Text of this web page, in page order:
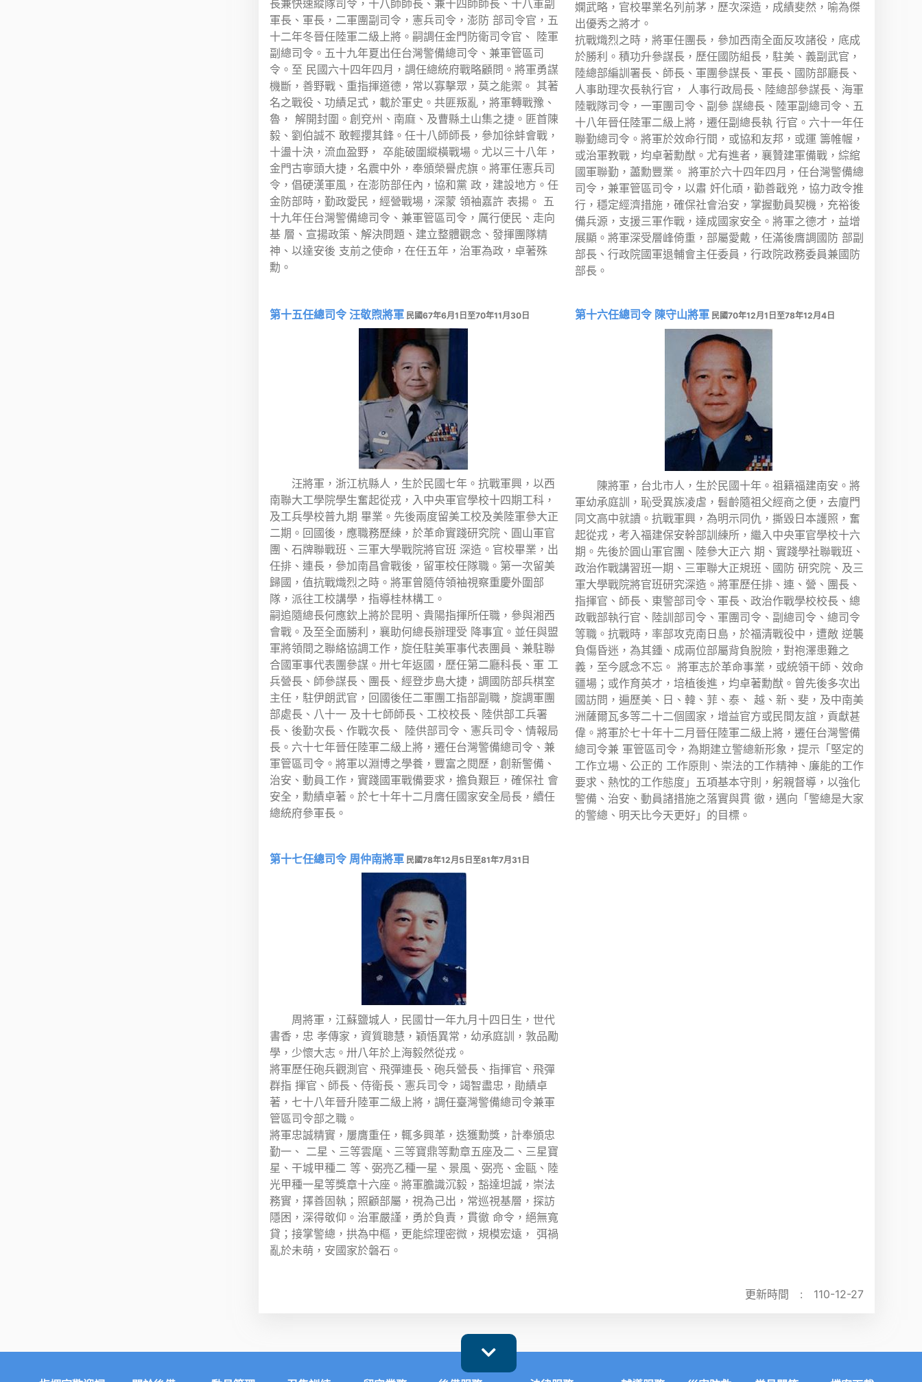
長兼快速縱隊司令，十八師師長、兼十四師師長、十八軍副
軍長、軍長，二軍團副司令，憲兵司令，澎防 部司令官，五
十二年冬晉任陸軍二級上將。嗣調任金門防衛司令官、 陸軍
副總司令。五十九年夏出任台灣警備總司令、兼軍管區司
令。至 民國六十四年四月，調任總統府戰略顧問。將軍勇謀
機斷，善野戰、重指揮道德，常以寡擊眾，莫之能禦。 其著
名之戰役、功績足式，載於軍史。共匪叛亂，將軍轉戰豫、
魯， 解開封圍。創兗州、南麻、及曹縣土山集之捷。匪首陳
毅、劉伯誠不 敢輕攖其鋒。任十八師師長，參加徐蚌會戰，
十盪十決，流血盈野， 卒能破圍縱橫戰場。尤以三十八年，
金門古寧頭大捷，名震中外，奉頒榮譽虎旗。將軍任憲兵司
令，倡硬漢軍風，在澎防部任內，協和黨 政，建設地方。任
金防部時，勤政愛民，經營戰場，深蒙 領袖嘉許 表揚。 五
十九年任台灣警備總司令、兼軍管區司令，厲行便民、走向
基 層、宣揚政策、解決問題、建立整體觀念、發揮團隊精
神、以達安後 支前之使命，在任五年，治軍為政，卓著殊
勳。
嫻武略，官校畢業名列前茅，歷次深造，成績斐然，喻為傑
出優秀之將才。
抗戰熾烈之時，將軍任團長，參加西南全面反攻諸役，底成
於勝利。積功升參謀長，歷任國防組長，駐美、義副武官，
陸總部編訓署長、師長、軍團參謀長、軍長、國防部廳長、
人事助理次長執行官， 人事行政局長、陸總部參謀長、海軍
陸戰隊司令，一軍團司令、副參 謀總長、陸軍副總司令、五
十八年晉任陸軍二級上將，遷任副總長執 行官。六十一年任
聯勤總司令。將軍於效命行間，或協和友邦，或運 籌帷幄，
或治軍教戰，均卓著勳猷。尤有進者，襄贊建軍備戰，綜綰
國軍聯勤，藎勳豐業。 將軍於六十四年四月，任台灣警備總
司令，兼軍管區司令，以肅 奸化頑，勸善戢兇，協力政令推
行，穩定經濟措施，確保社會治安，掌握動員契機，充裕後
備兵源，支援三軍作戰，達成國家安全。將軍之德才，益增
展顯。將軍深受層峰倚重，部屬愛戴，任滿後膺調國防 部副
部長、行政院國軍退輔會主任委員，行政院政務委員兼國防
部長。
第十五任總司令 汪敬煦將軍民國67年6月1日至70年11月30日
汪將軍，浙江杭縣人，生於民國七年。抗戰軍興，以西
南聯大工學院學生奮起從戎，入中央軍官學校十四期工科，
及工兵學校普九期 畢業。先後兩度留美工校及美陸軍參大正
二期。回國後，應職務歷練，於革命實踐研究院、圓山軍官
團、石牌聯戰班、三軍大學戰院將官班 深造。官校畢業，出
任排、連長，參加南昌會戰後，留軍校任隊職。第一次留美
歸國，值抗戰熾烈之時。將軍曾隨侍領袖視察重慶外圍部
隊，派往工校講學，指導桂林構工。
嗣追隨總長何應欽上將於昆明、貴陽指揮所任職，參與湘西
會戰。及至全面勝利，襄助何總長辦理受 降事宜。並任與盟
軍將領間之聯絡協調工作，旋任駐美軍事代表團員、兼駐聯
合國軍事代表團參謀。卅七年返國，歷任第二廳科長、軍 工
兵營長、師參謀長、團長、經登步島大捷，調國防部兵棋室
主任，駐伊朗武官，回國後任二軍團工指部副職，旋調軍團
部處長、八十一 及十七師師長、工校校長、陸供部工兵署
長、後勤次長、作戰次長、 陸供部司令、憲兵司令、情報局
長。六十七年晉任陸軍二級上將，遷任台灣警備總司令、兼
軍管區司令。將軍以淵博之學養，豐富之閱歷，創新警備、
治安、動員工作，實踐國軍戰備要求，擔負艱巨，確保社 會
安全，勳績卓著。於七十年十二月膺任國家安全局長，續任
總統府參軍長。
第十六任總司令 陳守山將軍民國70年12月1日至78年12月4日
陳將軍，台北市人，生於民國十年。祖籍福建南安。將
軍幼承庭訓，恥受異族凌虐，髫齡隨祖父經商之便，去廈門
同文高中就讀。抗戰軍興，為明示同仇，撕毀日本護照，奮
起從戎，考入福建保安幹部訓練所，繼入中央軍官學校十六
期。先後於圓山軍官團、陸參大正六 期、實踐學社聯戰班、
政治作戰講習班一期、三軍聯大正規班、國防 研究院、及三
軍大學戰院將官班研究深造。將軍歷任排、連、營、團長、
指揮官、師長、東警部司令、軍長、政治作戰學校校長、總
政戰部執行官、陸訓部司令、軍團司令、副總司令、總司令
等職。抗戰時，率部攻克南日島，於福清戰役中，遭敵 逆襲
負傷昏迷，為其鍾、成兩位部屬背負脫險，對袍澤患難之
義，至今感念不忘。 將軍志於革命事業，或統領干師、效命
疆場；或作育英才，培植後進，均卓著勳猷。曾先後多次出
國訪問，遍歷美、日、韓、菲、泰、 越、新、斐，及中南美
洲薩爾瓦多等二十二個國家，增益官方或民間友誼，貢獻甚
偉。將軍於七十年十二月晉任陸軍二級上將，遷任台灣警備
總司令兼 軍管區司令，為期建立警總新形象，提示「堅定的
工作立場、公正的 工作原則、崇法的工作精神、廉能的工作
要求、熱忱的工作態度」五項基本守則，躬親督導，以強化
警備、治安、動員諸措施之落實與貫 徹，邁向「警總是大家
的警總、明天比今天更好」的目標。
第十七任總司令 周仲南將軍民國78年12月5日至81年7月31日
周將軍，江蘇鹽城人，民國廿一年九月十四日生，世代
書香，忠 孝傳家，資質聰慧，穎悟異常，幼承庭訓，敦品勵
學，少懷大志。卅八年於上海毅然從戎。
將軍歷任砲兵觀測官、飛彈連長、砲兵營長、指揮官、飛彈
群指 揮官、師長、侍衛長、憲兵司令，竭智盡忠，勛績卓
著，七十八年晉升陸軍二級上將，調任臺灣警備總司令兼軍
管區司令部之職。
將軍忠誠精實，屢膺重任，輒多興革，迭獲勳獎，計奉頒忠
勤一、 二星、三等雲麾、三等寶鼎等勳章五座及二、三星寶
星、干城甲種二 等、弼亮乙種一星、景風、弼亮、金甌、陸
光甲種一星等獎章十六座。將軍膽識沉毅，豁達坦誠，崇法
務實，擇善固執；照顧部屬，視為己出，常巡視基層，探訪
隱困，深得敬仰。治軍嚴謹，勇於負責，貫徹 命令，絕無寬
貸；接掌警總，拱為中樞，更能綜理密微，規模宏遠， 弭禍
亂於未萌，安國家於磐石。
更新時間 : 110-12-27